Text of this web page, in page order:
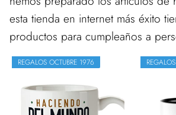
esta tienda en internet más éxito
productos para cumpleaños a
REGALOS OCTUBRE 1976